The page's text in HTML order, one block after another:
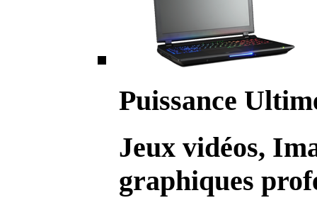
Puissance
Jeux vidéos,
graphiques